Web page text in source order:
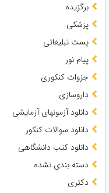
برگزیده
پزشکی
پست تبلیغاتی
پیام نور
جزوات کنکوری
داروسازی
دانلود آزمونهای آزمایشی
دانلود سوالات کنکور
دانلود کتب دانشگاهی
دسته بندی نشده
دکتری